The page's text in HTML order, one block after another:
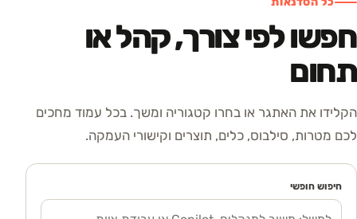
חפשו לפי צורך, קהל או
תחום
הקלידו את האתגר או בחרו קטגוריה ומשך. בכל עמוד מחכים
לכם מטרות, סילבוס, כלים, תוצרים וקישורי העמקה.
חיפוש חופשי